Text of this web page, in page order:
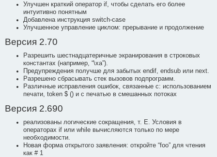
Улучшен краткий оператор if, чтобы сделать его более
интуитивно понятным
Добавлена инструкция switch-case
Улучшенное управление циклом: прерывание и продолжение
Версия 2.70
Разрешить шестнадцатеричные экранирования в строковых
константах (например, “\xa”).
Предупреждения получше для забытых endif, endsub или next.
Разрешено сбрасывать стек вызовов подпрограмм.
Различные исправления ошибок, связанные с: использованием
печати, token $ () и с печатью в смешанных потоках
Версия 2.690
реализованы логические сокращения, т. Е. Условия в
операторах if или while вычисляются только по мере
необходимости.
Новая форма открытого заявления: откройте “foo” для чтения
как # 1